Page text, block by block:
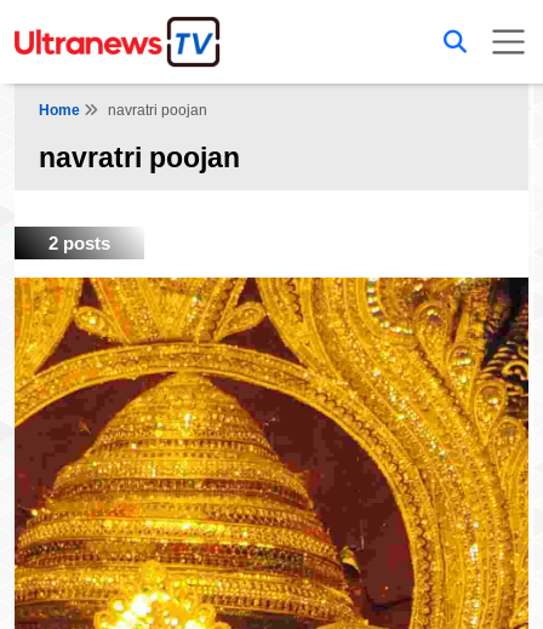
Home navratri poojan
navratri poojan
2 posts